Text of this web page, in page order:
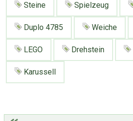
Steine Spielzeug
Duplo 4785 Weiche
LEGO Drehstein
Karussell